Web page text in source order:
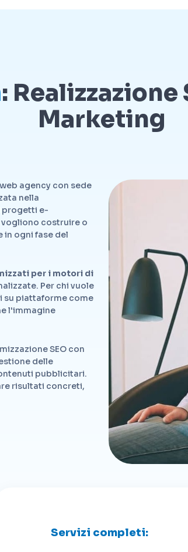
: Realizzazione
Marketing
agency con sede
nella
progetti e-
vogliono costruire o
in ogni fase del
per i motori di
Per chi vuole
su piattaforme come
l'immagine
SEO con
delle
pubblicitari.
risultati concreti,
Servizi completi: